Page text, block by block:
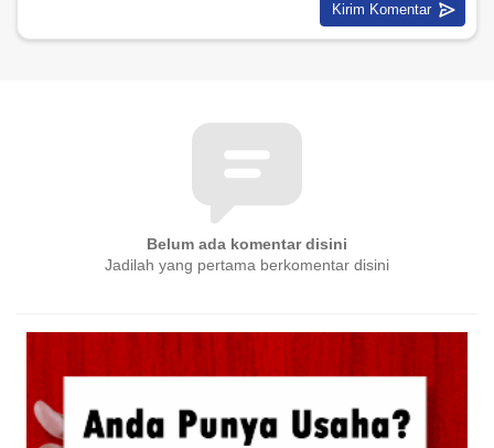
Belum ada komentar disini
Jadilah yang pertama berkomentar disini